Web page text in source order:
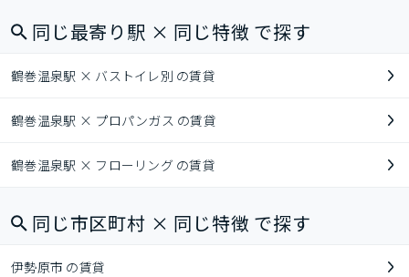
同じ最寄り駅 × 同じ特徴 で探す
鶴巻温泉駅 × バストイレ別 の賃貸
鶴巻温泉駅 × プロパンガス の賃貸
鶴巻温泉駅 × フローリング の賃貸
同じ市区町村 × 同じ特徴 で探す
伊勢原市 の賃貸